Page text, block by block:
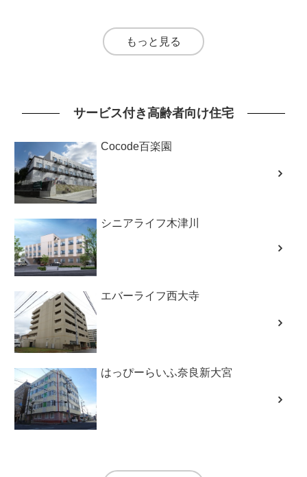
もっと見る
サービス付き高齢者向け住宅
Cocode百楽園
シニアライフ木津川
エバーライフ西大寺
はっぴーらいふ奈良新大宮